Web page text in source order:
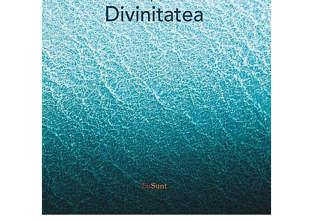
Psihologie
Dezvoltare personală
Astrologie
Seria Montauk
Mistere
Seria Chico Xavier
Seria Helena Blavatsky
Oracole
Sănătate